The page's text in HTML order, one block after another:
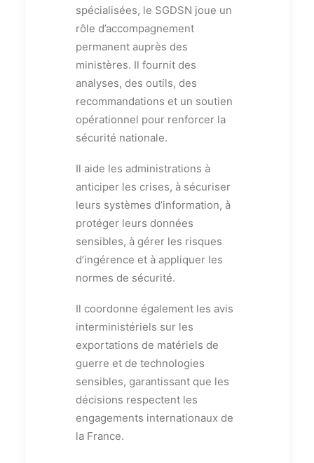
spécialisées, le SGDSN joue un
rôle d’accompagnement
permanent auprès des
ministères. Il fournit des
analyses, des outils, des
recommandations et un soutien
opérationnel pour renforcer la
sécurité nationale.
Il aide les administrations à
anticiper les crises, à sécuriser
leurs systèmes d’information, à
protéger leurs données
sensibles, à gérer les risques
d’ingérence et à appliquer les
normes de sécurité.
Il coordonne également les avis
interministériels sur les
exportations de matériels de
guerre et de technologies
sensibles, garantissant que les
décisions respectent les
engagements internationaux de
la France.